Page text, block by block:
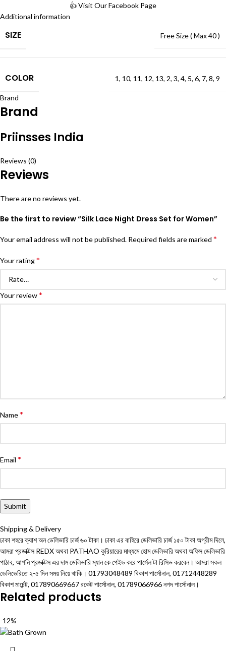
👍 Visit Our Facebook Page
Additional information
SIZE Free Size ( Max 40 )
COLOR 1, 10, 11, 12, 13, 2, 3, 4, 5, 6, 7, 8, 9
Brand
Brand
Priinsses India
Reviews (0)
Reviews
There are no reviews yet.
Be the first to review “Silk Lace Night Dress Set for Women”
Your email address will not be published. Required fields are marked *
Your rating*
Your review*
Name*
Email *
Shipping & Delivery
ঢাকা শহরে ক্যাশ অন ডেলিভারি চার্জ ৬০ টাকা। ঢাকা এর বাহিরে ডেলিভারি চার্জ ১৫০ টাকা অগ্রীম দিলে,
আমরা প্রডাক্টস REDX অথবা PATHAO কুরিয়ারের মাধ্যমে হোম ডেলিভারি অথবা অফিস ডেলিভারি
পাঠাব, আপনি প্রডাক্টস এর দাম ডেলিভারি ম্যান কে পেইড করে পার্সেল টা রিসিভ করবেন। আমরা সকল
ডেলিভেরিতে ২-৫ দিন সময় নিয়ে থাকি। 01793048489 বিকাশ পার্সোনাল, 01712448289
বিকাশ মার্চেন্ট, 017890669667 রকেট পার্সোনাল, 01789066966 নগদ পার্সোনাল।
Related products
-12%